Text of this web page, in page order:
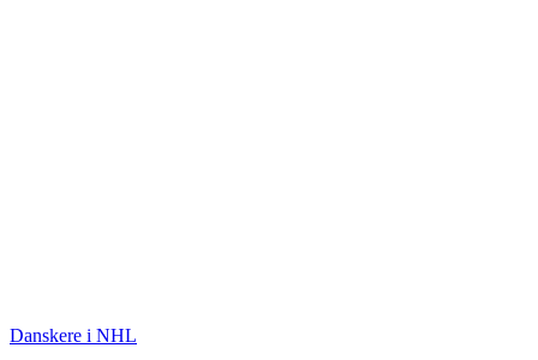
Danskere i NHL